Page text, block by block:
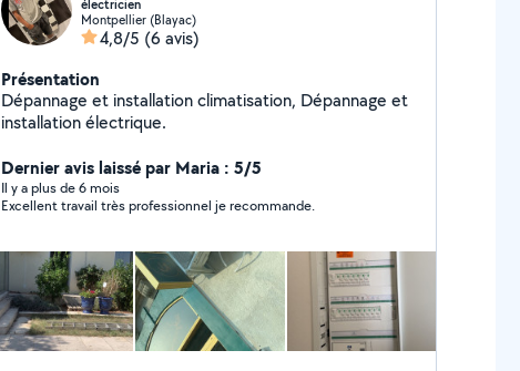
électricien
Montpellier (Blayac)
4,8/5 (6 avis)
Présentation
Dépannage et installation climatisation, Dépannage et
installation électrique.
Dernier avis laissé par Maria : 5/5
Il y a plus de 6 mois
Excellent travail très professionnel je recommande.